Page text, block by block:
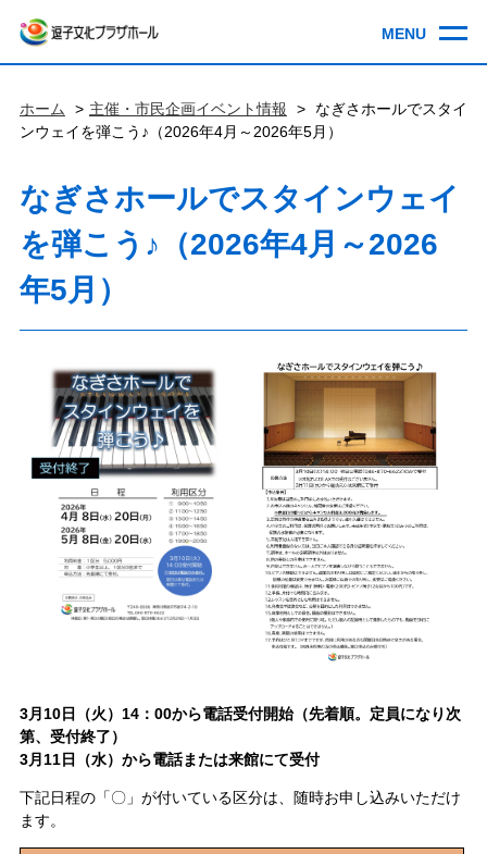
ホーム 主催・市民企画イベント情報
なぎさホールでスタイ
ンウェイを弾こう♪（2026年4月～2026年5月）
なぎさホールでスタインウェイ
を弾こう♪（2026年4月～2026
年5月）
3月10日（火）14：00から電話受付開始（先着順。定員になり次
第、受付終了）
3月11日（水）から電話または来館にて受付
下記日程の「〇」が付いている区分は、随時お申し込みいただけ
ます。